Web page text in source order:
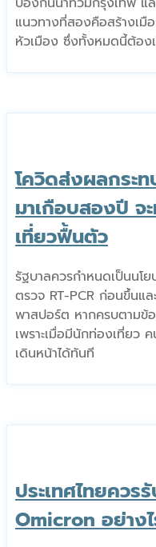
แนวทางที่สองคือสร้างเ
หัวเมือง ซึ่งทั้งหมดนี้ต้อง
โควิดส่งผลกระ
มาเกือบสองปี จ
เที่ยวฟื้นตัว
รัฐบาลควรกำหนดเป็นนโ
ตรวจ RT-PCR ก่อนขึ้นแ
พาสปอร์ต หากครบตามข้
เพราะเมื่อมีนักท่องเที่ยว
เดินหน้าได้ทันที
ประเทศไทยคว
Omicron อย่าง